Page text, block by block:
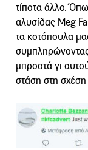
τίποτα άλλο.
αλυσίδας Meg
τα κοτόπουλα
μπροστά γι
στάση στη